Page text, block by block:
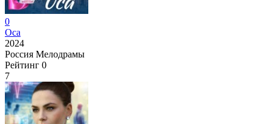
0
Оса
2024
Россия Мелодрамы
Рейтинг 0
7